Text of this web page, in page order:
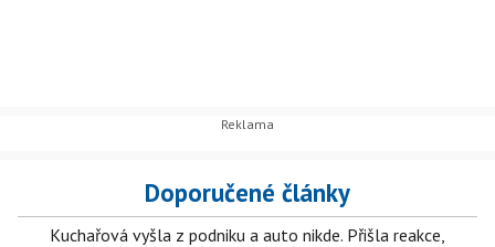
Doporučené články
Kuchařová vyšla z podniku a auto nikde. Přišla reakce,